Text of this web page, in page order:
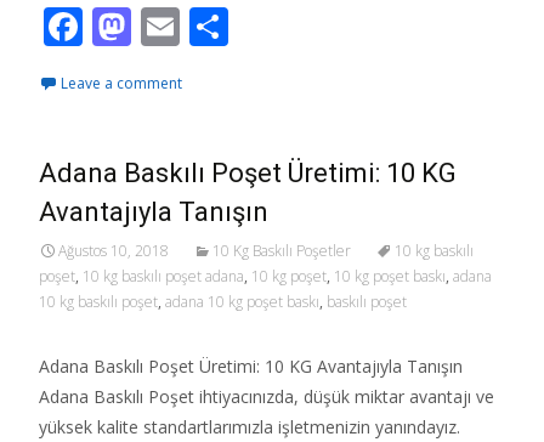
F
e
o
o
k
M
to
o
n
E
ai
Leave a comment
Adana Baskılı Poşet Üretimi: 10 KG
Avantajıyla Tanışın
Ağustos 10, 2018 10 Kg Baskılı Poşetler
10 kg baskılı
poşet, 10 kg baskılı poşet adana, 10 kg poşet, 10 kg poşet baskı, adana
10 kg baskılı poşet, adana 10 kg poşet baskı, baskılı poşet
Adana Baskılı Poşet Üretimi: 10 KG Avantajıyla Tanışın
Adana Baskılı Poşet ihtiyacınızda, düşük miktar avantajı ve
yüksek kalite standartlarımızla işletmenizin yanındayız.